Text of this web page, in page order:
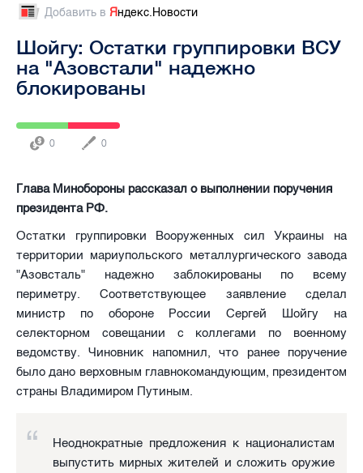
Добавить в Яндекс.Новости
Шойгу: Остатки группировки ВСУ
на "Азовстали" надежно
блокированы
0 0
Глава Минобороны рассказал о выполнении поручения
президента РФ.
Остатки группировки Вооруженных сил Украины на
территории мариупольского металлургического завода
"Азовсталь" надежно заблокированы по всему
периметру. Соответствующее заявление сделал
министр по обороне России Сергей Шойгу на
селекторном совещании с коллегами по военному
ведомству. Чиновник напомнил, что ранее поручение
было дано верховным главнокомандующим, президентом
страны Владимиром Путиным.
Неоднократные предложения к националистам
выпустить мирных жителей и сложить оружие